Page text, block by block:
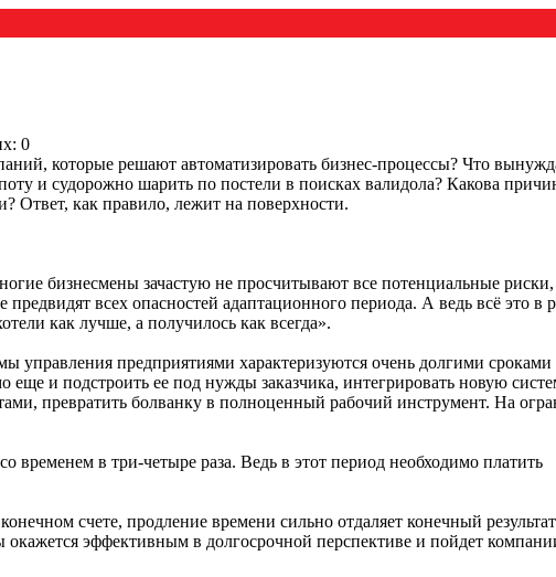
0
которые решают автоматизировать бизнес-процессы? Что
и судорожно шарить по постели в поисках валидола? Какова
Ответ, как правило, лежит на поверхности.
бизнесмены зачастую не просчитывают все потенциальные
всех опасностей адаптационного периода. А ведь всё это в
как лучше, а получилось как всегда».
управления предприятиями характеризуются очень долгими сроками
еще и подстроить ее под нужды заказчика, интегрировать новую
превратить болванку в полноценный рабочий инструмент. На
временем в три-четыре раза. Ведь в этот период необходимо платить
счете, продление времени сильно отдаляет конечный
окажется эффективным в долгосрочной перспективе и пойдет